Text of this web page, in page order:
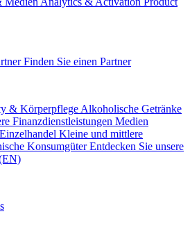
Finden Sie einen Partner
& Körperpflege Alkoholische Getränke
Finanzdienstleistungen Medien
Einzelhandel Kleine und mittlere
Konsumgüter Entdecken Sie unsere